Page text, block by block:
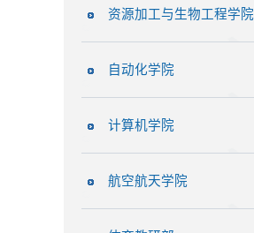
资源加工与生物工程学院
自动化学院
计算机学院
航空航天学院